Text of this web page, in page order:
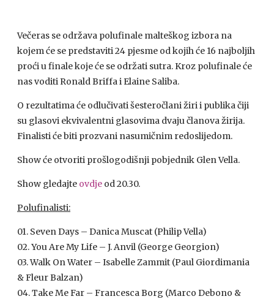
Večeras se održava polufinale malteškog izbora na
kojem će se predstaviti 24 pjesme od kojih će 16 najboljih
proći u finale koje će se održati sutra. Kroz polufinale će
nas voditi Ronald Briffa i Elaine Saliba.
O rezultatima će odlučivati šesteročlani žiri i publika čiji
su glasovi ekvivalentni glasovima dvaju članova žirija.
Finalisti će biti prozvani nasumičnim redoslijedom.
Show će otvoriti prošlogodišnji pobjednik Glen Vella.
Show gledajte ovdje od 20.30.
Polufinalisti:
01. Seven Days – Danica Muscat (Philip Vella)
02. You Are My Life – J. Anvil (George Georgion)
03. Walk On Water – Isabelle Zammit (Paul Giordimania
& Fleur Balzan)
04. Take Me Far – Francesca Borg (Marco Debono &